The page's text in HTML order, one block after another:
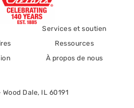
Services et soutien
Ressources
À propos de nous
Dale, IL 60191